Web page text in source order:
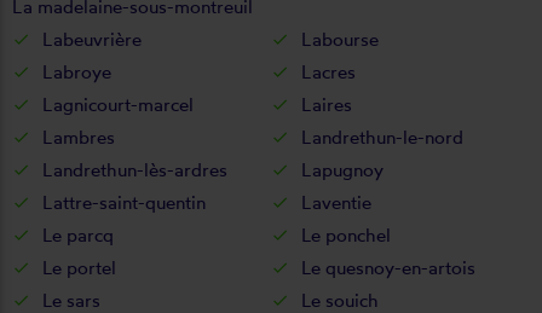
La madelaine-sous-montreuil
Labeuvrière
Labourse
Labroye
Lacres
Lagnicourt-marcel
Laires
Lambres
Landrethun-le-nord
Landrethun-lès-ardres
Lapugnoy
Lattre-saint-quentin
Laventie
Le parcq
Le ponchel
Le portel
Le quesnoy-en-artois
Le sars
Le souich